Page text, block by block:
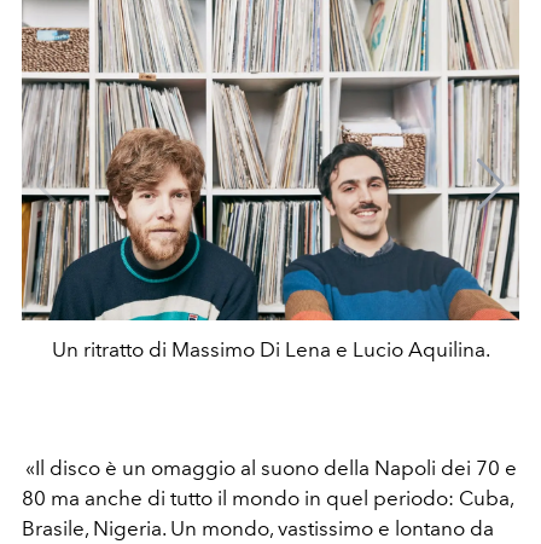
Un ritratto di Massimo Di Lena e Lucio Aquilina.
«Il disco è un omaggio al suono della Napoli dei 70 e
80 ma anche di tutto il mondo in quel periodo: Cuba,
Brasile, Nigeria. Un mondo, vastissimo e lontano da